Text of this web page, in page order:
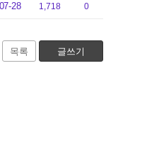
28 1,718 0
목록 글쓰기